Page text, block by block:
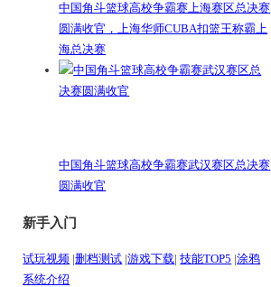
中国角斗篮球高校争霸赛上海赛区总决赛
圆满收官，上海华师CUBA扣篮王称霸上
海总决赛
中国角斗篮球高校争霸赛武汉赛区总决赛
圆满收官
新手入门
试玩视频 |删档测试 |游戏下载| 技能TOP5 |涂鸦
系统介绍